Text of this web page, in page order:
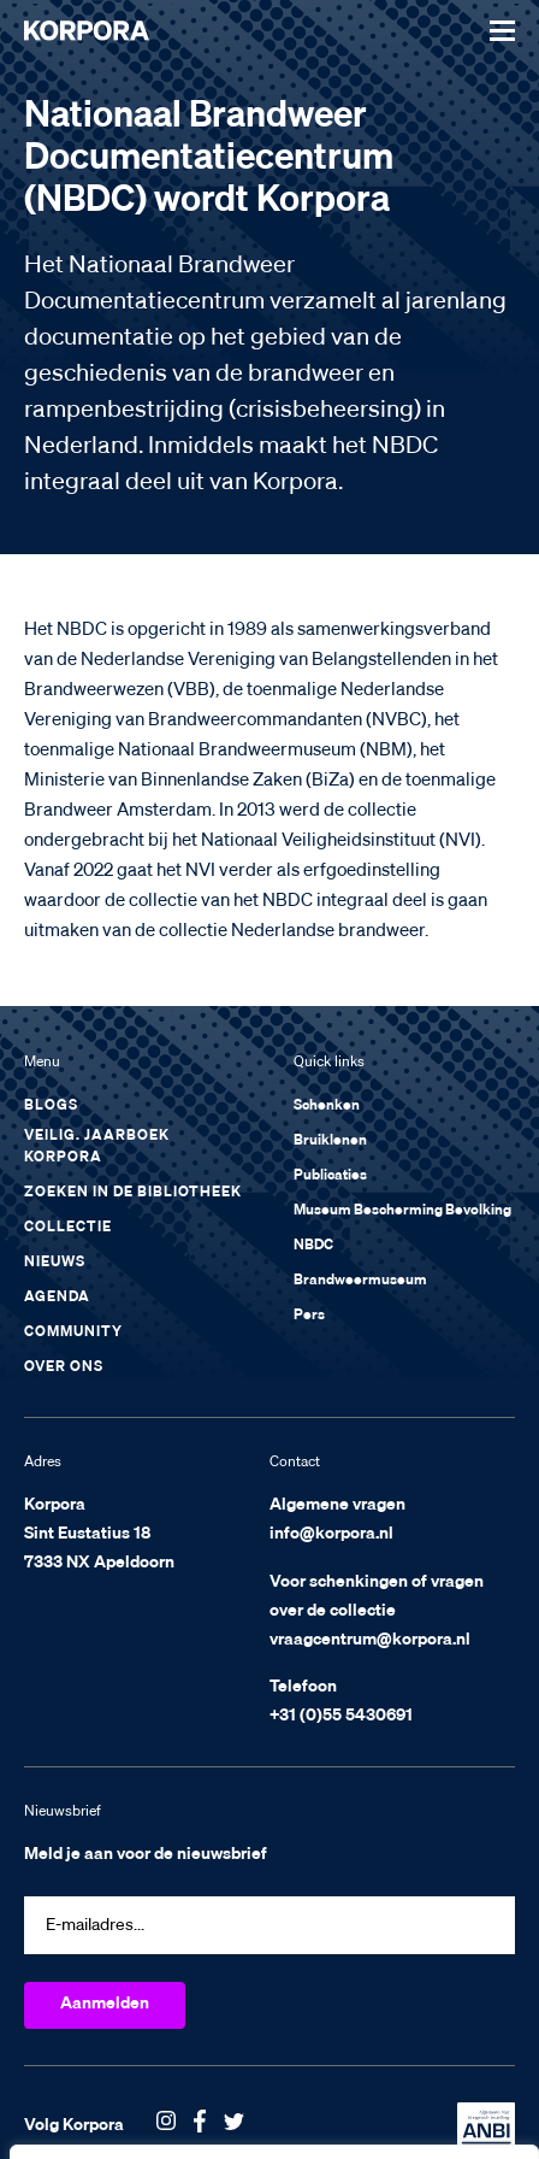
Nationaal Brandweer
Documentatiecentrum
(NBDC) wordt Korpora
Het Nationaal Brandweer
Documentatiecentrum verzamelt al jarenlang
documentatie op het gebied van de
geschiedenis van de brandweer en
rampenbestrijding (crisisbeheersing) in
Nederland. Inmiddels maakt het NBDC
integraal deel uit van Korpora.
Het NBDC is opgericht in 1989 als samenwerkingsverband
van de Nederlandse Vereniging van Belangstellenden in het
Brandweerwezen (VBB), de toenmalige Nederlandse
Vereniging van Brandweercommandanten (NVBC), het
toenmalige Nationaal Brandweermuseum (NBM), het
Ministerie van Binnenlandse Zaken (BiZa) en de toenmalige
Brandweer Amsterdam. In 2013 werd de collectie
ondergebracht bij het Nationaal Veiligheidsinstituut (NVI).
Vanaf 2022 gaat het NVI verder als erfgoedinstelling
waardoor de collectie van het NBDC integraal deel is gaan
uitmaken van de collectie Nederlandse brandweer.
Menu
BLOGS
VEILIG. JAARBOEK
KORPORA
ZOEKEN IN DE BIBLIOTHEEK
COLLECTIE
NIEUWS
AGENDA
COMMUNITY
OVER ONS
Quick links
Schenken
Bruiklenen
Publicaties
Museum Bescherming Bevolking
NBDC
Brandweermuseum
Pers
Adres
Korpora
Sint Eustatius 18
7333 NX Apeldoorn
Contact
Algemene vragen
info@korpora.nl
Voor schenkingen of vragen
over de collectie
vraagcentrum@korpora.nl
Telefoon
+31 (0)55 5430691
Nieuwsbrief
Meld je aan voor de nieuwsbrief
Volg Korpora